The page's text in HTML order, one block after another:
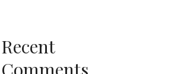
Recent
Comments